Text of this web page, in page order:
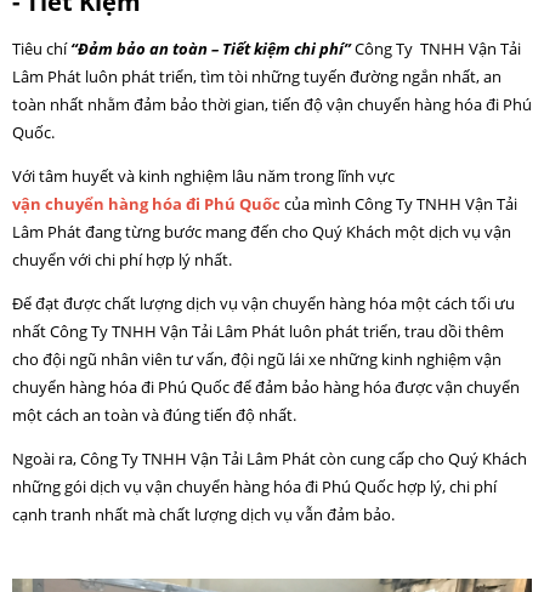
Tiêu chí“Đảm bảo an toàn – Tiết kiệm chi phí”Công Ty TNHH Vận Tải
Lâm Phát luôn phát triển, tìm tòi những tuyến đường ngắn nhất, an
toàn nhất nhằm đảm bảo thời gian, tiến độ vận chuyển hàng hóa đi Phú
Quốc.
Với tâm huyết và kinh nghiệm lâu năm trong lĩnh vực
vận chuyển hàng hóa đi Phú Quốc của mình Công Ty TNHH Vận Tải
Lâm Phát đang từng bước mang đến cho Quý Khách một dịch vụ vận
chuyển với chi phí hợp lý nhất.
Để đạt được chất lượng dịch vụ vận chuyển hàng hóa một cách tối ưu
nhất Công Ty TNHH Vận Tải Lâm Phát luôn phát triển, trau dồi thêm
cho đội ngũ nhân viên tư vấn, đội ngũ lái xe những kinh nghiệm vận
chuyển hàng hóa đi Phú Quốc để đảm bảo hàng hóa được vận chuyển
một cách an toàn và đúng tiến độ nhất.
Ngoài ra, Công Ty TNHH Vận Tải Lâm Phát còn cung cấp cho Quý Khách
những gói dịch vụ vận chuyển hàng hóa đi Phú Quốc hợp lý, chi phí
cạnh tranh nhất mà chất lượng dịch vụ vẫn đảm bảo.